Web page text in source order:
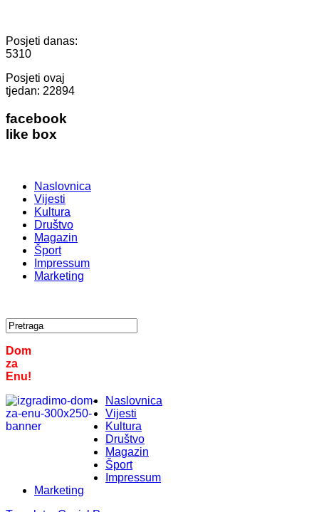
Posjeti danas:
5310
Posjeti ovaj
tjedan: 22894
facebook
like box
Naslovnica
Vijesti
Kultura
Društvo
Magazin
Šport
Impressum
Marketing
Dom
za
Enu!
Naslovnica
Vijesti
Kultura
Društvo
Magazin
Šport
Impressum
Marketing